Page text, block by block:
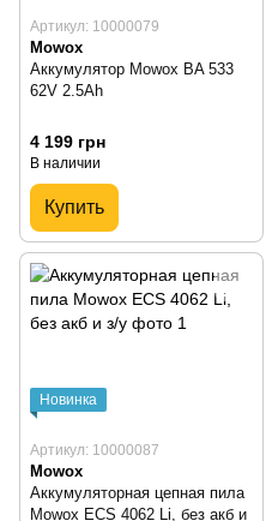
Артикул: 10000079
Mowox
Аккумулятор Mowox BA 533
62V 2.5Ah
4 199 грн
В наличии
Купить
Новинка
Артикул: 10000087
Mowox
Аккумуляторная цепная пила
Mowox ECS 4062 Li, без акб и